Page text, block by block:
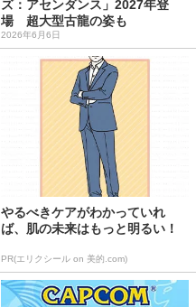
ズ：アセンダンス」2027年登
場 超大型古龍の姿も
2026年6月6日
やるべきケアがわかっていれ
ば、肌の未来はもっと明るい！
PR(エリクシール on 美的.com)